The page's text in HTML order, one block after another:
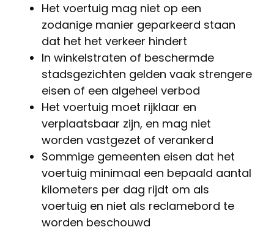
Het voertuig mag niet op een
zodanige manier geparkeerd staan
dat het het verkeer hindert
In winkelstraten of beschermde
stadsgezichten gelden vaak strengere
eisen of een algeheel verbod
Het voertuig moet rijklaar en
verplaatsbaar zijn, en mag niet
worden vastgezet of verankerd
Sommige gemeenten eisen dat het
voertuig minimaal een bepaald aantal
kilometers per dag rijdt om als
voertuig en niet als reclamebord te
worden beschouwd